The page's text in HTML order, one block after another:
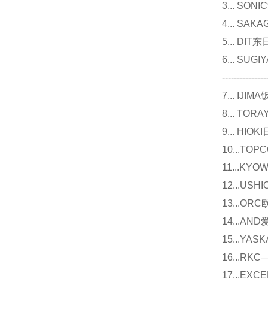
3...
4...
5... DIT东
6...
7... IJIMA
8...
9... HIOKI
13...ORC
14...AND